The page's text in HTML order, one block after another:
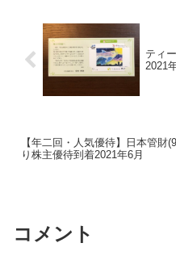
ティ
2021
【年二回・人気優待】日本管財
り株主優待到着2021年6月
コメント